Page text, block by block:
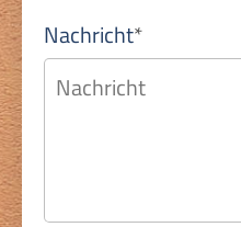
Pflichtfeld
Nachricht*